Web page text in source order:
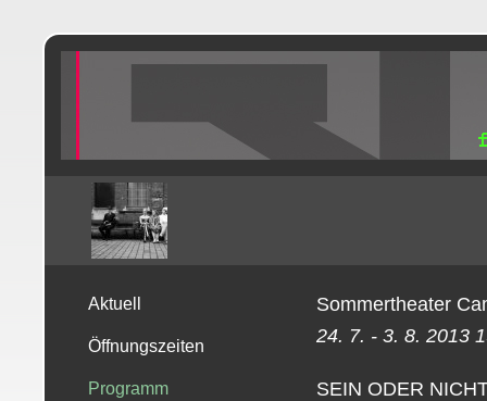
Aktuell
Öffnungszeiten
Programm
Sommertheater
24. 7. - 3. 8. 2013
SEIN ODER